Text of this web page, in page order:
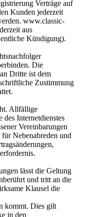
Verträge auf
Kunden jederzeit
www.classic-
aus
Kündigung).
Die
Dritte ist dem
Zustimmung
Allfällige
Internetdienstes
Vereinbarungen
Nebenabreden und
lässt die Geltung
und tritt an die
Klausel die
kommt. Dies gilt
in den